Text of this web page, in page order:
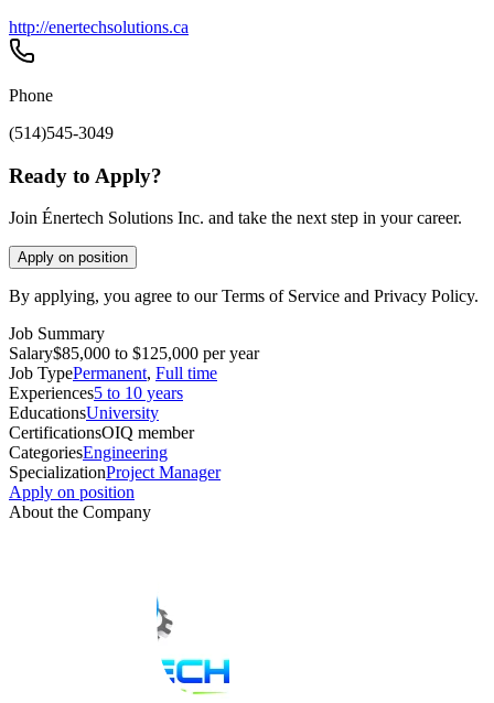
http://enertechsolutions.ca
Phone
(514)545-3049
Ready to Apply?
Join Énertech Solutions Inc. and take the next step in your career.
Apply on position
By applying, you agree to our Terms of Service and Privacy Policy.
Job Summary
Salary$85,000 to $125,000 per year
Job TypePermanent, Full time
Experiences5 to 10 years
EducationsUniversity
CertificationsOIQ member
CategoriesEngineering
SpecializationProject Manager
Apply on position
About the Company